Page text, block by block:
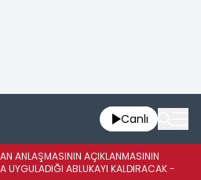
Canlı
ANLAŞMASININ AÇIKLANMASININ
UYGULADIĞI ABLUKAYI KALDIRACAK -